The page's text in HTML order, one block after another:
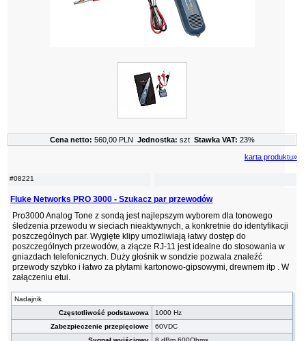
#08221
Fluke Networks PRO 3000 - Szukacz par przewodów
Pro3000 Analog Tone z sondą jest najlepszym wyborem dla tonowego
śledzenia przewodu w sieciach nieaktywnych, a konkretnie do identyfikacji
poszczególnych par. Wygięte klipy umożliwiają łatwy dostęp do
poszczególnych przewodów, a złącze RJ-11 jest idealne do stosowania w
gniazdach telefonicznych. Duży głośnik w sondzie pozwala znaleźć
przewody szybko i łatwo za płytami kartonowo-gipsowymi, drewnem itp . W
załączeniu etui.
Nadajnik
Częstotliwość podstawowa
1000 Hz
Zabezpieczenie przepięciowe
60VDC
Cena netto: 560,00 PLN Jednostka: szt Stawka VAT: 23%
karta produktu»